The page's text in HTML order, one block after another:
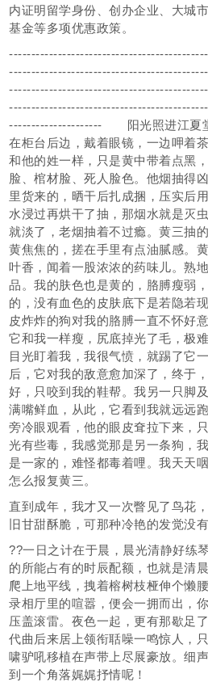
内证明留学身份、创办企业、大城
基金等多项优惠政策。
--------------------- 阳光照进江夏堂
在柜台后边，戴着眼镜，一边呷着
和他的姓一样，只是黄中带着点黑
脸、棺材脸、死人脸色。他烟抽得
里货来的，晒干后扎成捆，压实后
水浸过再烘干了抽，那烟水就是灭
就淡了，老烟抽着不过瘾。黄三抽
黄焦焦的，搓在手里有点油腻感。
叶香，闻着一股浓浓的药味儿。熟
品。我的肤色也是黄的，胳膊瘦弱
的，没有血色的皮肤底下是若隐若
皮炸炸的狗对我的胳膊一直不怀好
它和我一样瘦，尻底掉光了毛，极
目光盯着我，我很气愤，就踢了它
后，它对我的敌意愈加深了，终于
好，只咬到我的鞋帮。我另一只脚
满嘴鲜血，从此，它看到我就远远
旁冷眼观看，他的眼皮耷拉下来，
光有些毒，我感觉那是另一条狗，
是一家的，难怪都毒着哩。我天天
怎么报复黄三。
直到成年，我才又一次瞥见了鸟花
旧甘甜酥脆，可那种冷艳的发觉没
??一日之计在于晨，晨光清静好练
的所能占有的时辰配额，也就是清
爬上地平线，拽着榕树枝桠伸个懒
录相厅里的喧嚣，便会一拥而出，
压盖滚雷。夜色一起，更有那歇足
代曲后来居上领衔聒噪一鸣惊人，
啸驴吼移植在声带上尽展豪放。细
到一个角落娓娓抒情呢！